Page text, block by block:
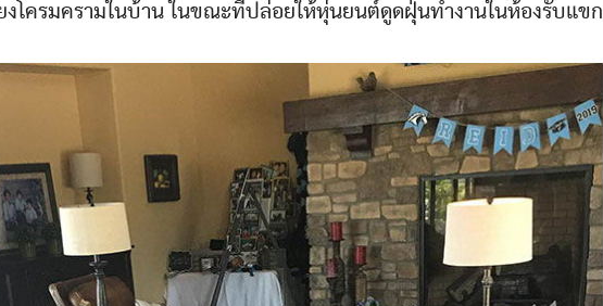
งโครมครามในบ้าน ในขณะที่ปล่อยให้หุ่นยนต์ดูดฝุ่นทำงานในห้องรับแขก